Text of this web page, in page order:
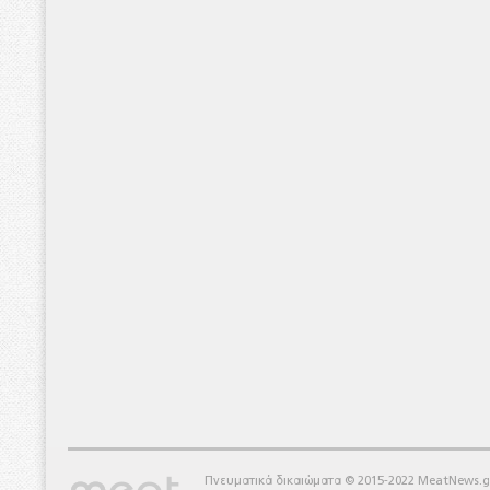
Πνευματικά δικαιώματα © 2015-2022